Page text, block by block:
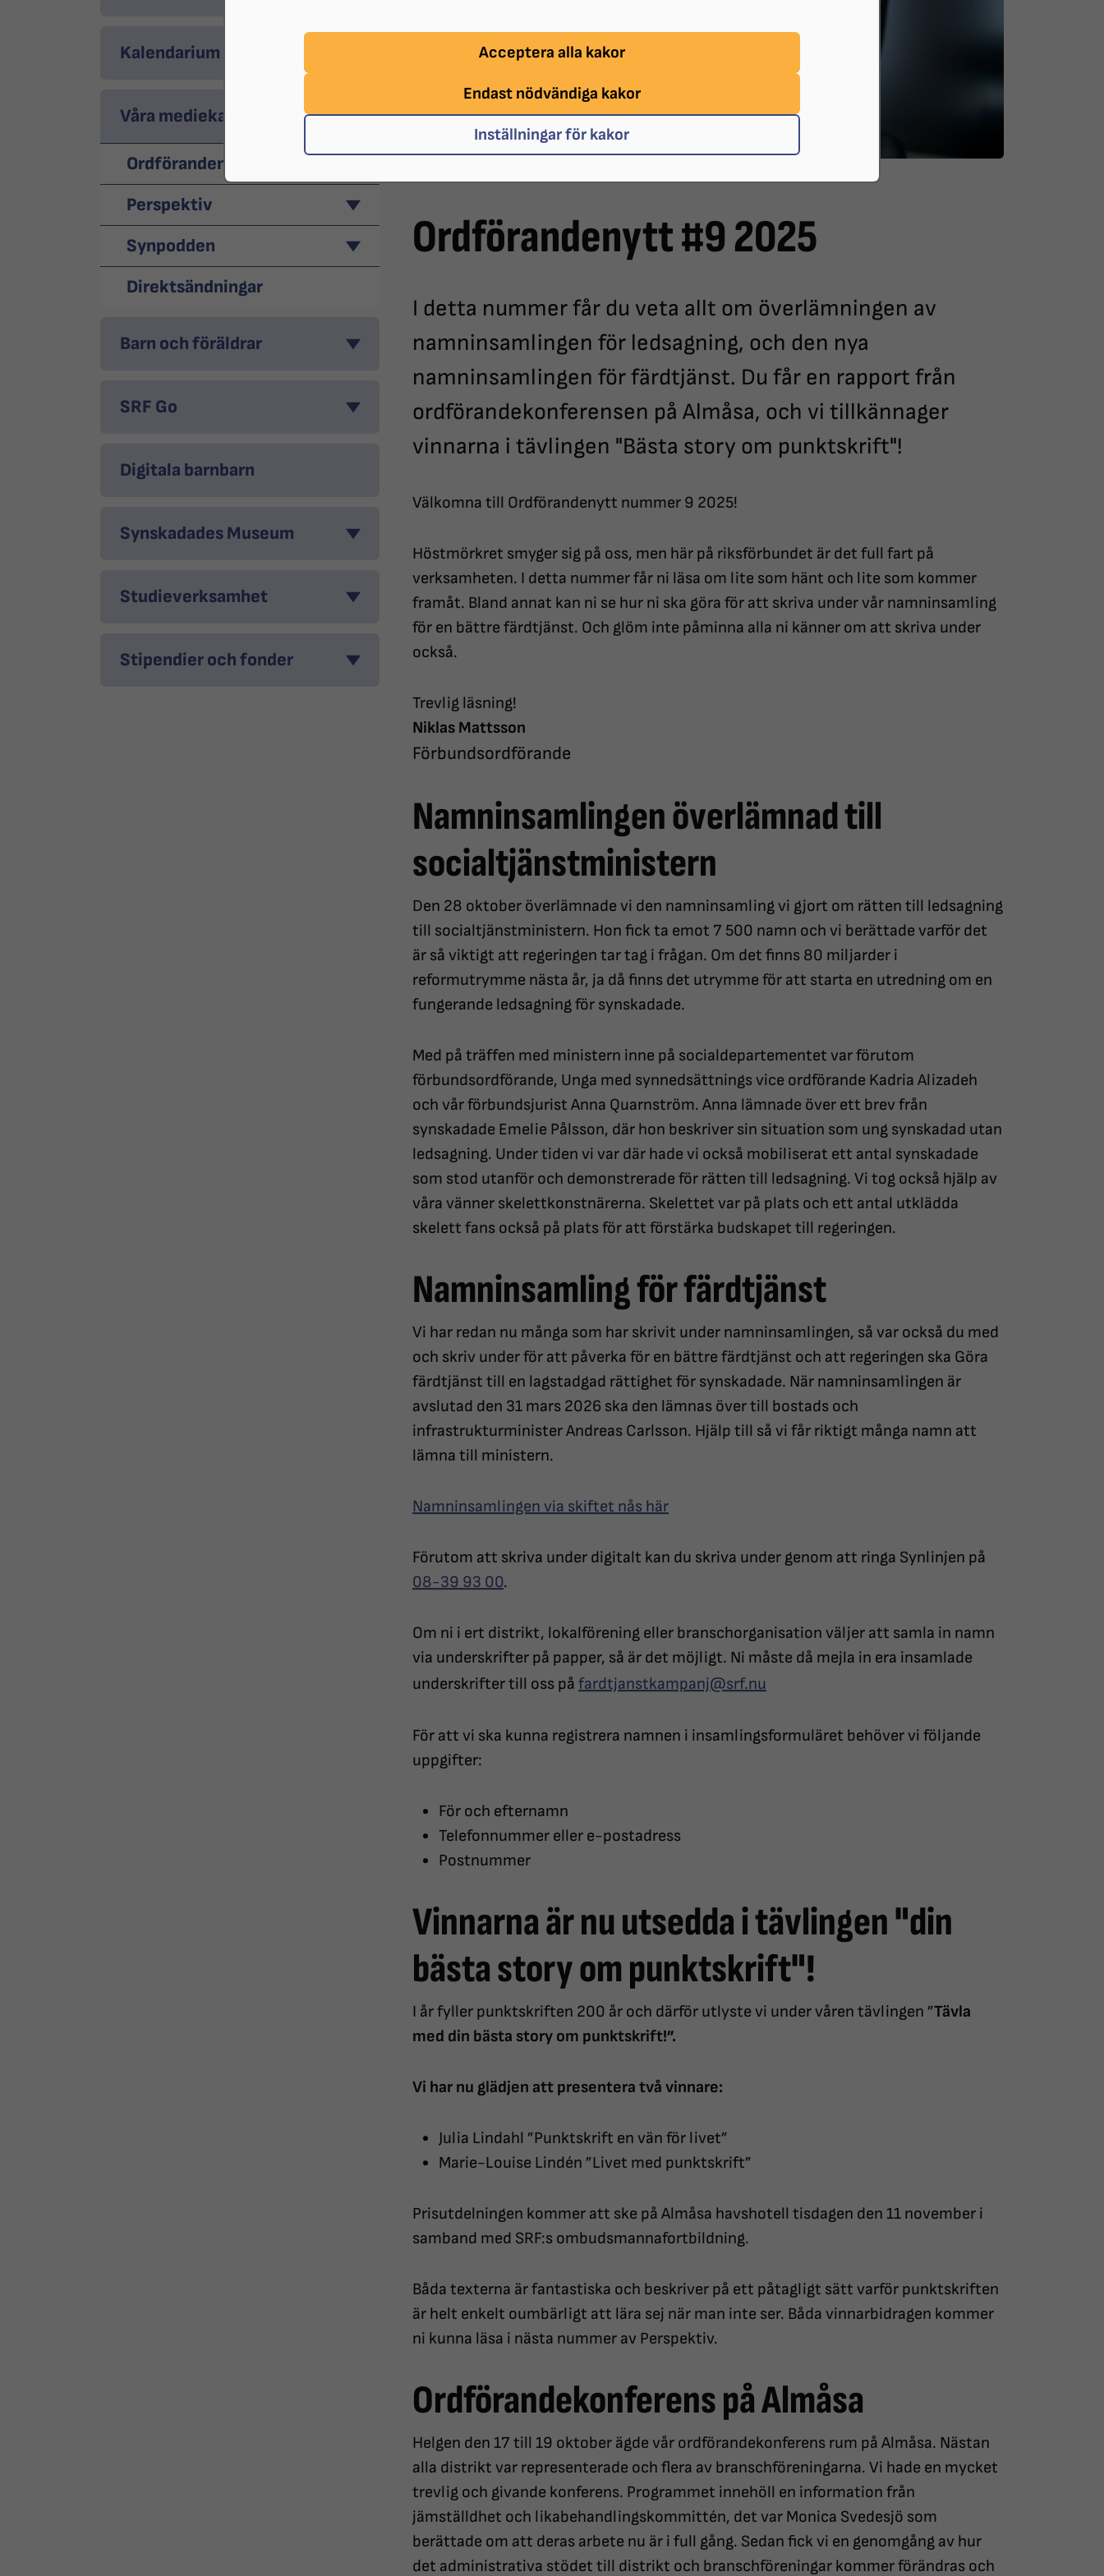
Acceptera alla kakor
Endast nödvändiga kakor
Inställningar för kakor
Kalendarium
Våra mediekanaler
Ordförandenytt
Perspektiv
Synpodden
Direktsändningar
Barn och föräldrar
SRF Go
Digitala barnbarn
Synskadades Museum
Studieverksamhet
Stipendier och fonder
Ordförandenytt #9 2025
I detta nummer får du veta allt om överlämningen av
namninsamlingen för ledsagning, och den nya
namninsamlingen för färdtjänst. Du får en rapport från
ordförandekonferensen på Almåsa, och vi tillkännager
vinnarna i tävlingen "Bästa story om punktskrift"!
Välkomna till Ordförandenytt nummer 9 2025!
Höstmörkret smyger sig på oss, men här på riksförbundet är det full fart på
verksamheten. I detta nummer får ni läsa om lite som hänt och lite som kommer
framåt. Bland annat kan ni se hur ni ska göra för att skriva under vår namninsamling
för en bättre färdtjänst. Och glöm inte påminna alla ni känner om att skriva under
också.
Trevlig läsning!
Niklas Mattsson
Förbundsordförande
Namninsamlingen överlämnad till
socialtjänstministern
Den 28 oktober överlämnade vi den namninsamling vi gjort om rätten till ledsagning
till socialtjänstministern. Hon fick ta emot 7 500 namn och vi berättade varför det
är så viktigt att regeringen tar tag i frågan. Om det finns 80 miljarder i
reformutrymme nästa år, ja då finns det utrymme för att starta en utredning om en
fungerande ledsagning för synskadade.
Med på träffen med ministern inne på socialdepartementet var förutom
förbundsordförande, Unga med synnedsättnings vice ordförande Kadria Alizadeh
och vår förbundsjurist Anna Quarnström. Anna lämnade över ett brev från
synskadade Emelie Pålsson, där hon beskriver sin situation som ung synskadad utan
ledsagning. Under tiden vi var där hade vi också mobiliserat ett antal synskadade
som stod utanför och demonstrerade för rätten till ledsagning. Vi tog också hjälp av
våra vänner skelettkonstnärerna. Skelettet var på plats och ett antal utklädda
skelett fans också på plats för att förstärka budskapet till regeringen.
Namninsamling för färdtjänst
Vi har redan nu många som har skrivit under namninsamlingen, så var också du med
och skriv under för att påverka för en bättre färdtjänst och att regeringen ska Göra
färdtjänst till en lagstadgad rättighet för synskadade. När namninsamlingen är
avslutad den 31 mars 2026 ska den lämnas över till bostads och
infrastrukturminister Andreas Carlsson. Hjälp till så vi får riktigt många namn att
lämna till ministern.
Namninsamlingen via skiftet nås här
Förutom att skriva under digitalt kan du skriva under genom att ringa Synlinjen på
08-39 93 00.
Om ni i ert distrikt, lokalförening eller branschorganisation väljer att samla in namn
via underskrifter på papper, så är det möjligt. Ni måste då mejla in era insamlade
underskrifter till oss på fardtjanstkampanj@srf.nu
För att vi ska kunna registrera namnen i insamlingsformuläret behöver vi följande
uppgifter:
För och efternamn
Telefonnummer eller e-postadress
Postnummer
Vinnarna är nu utsedda i tävlingen "din
bästa story om punktskrift"!
I år fyller punktskriften 200 år och därför utlyste vi under våren tävlingen ”Tävla
med din bästa story om punktskrift!”.
Vi har nu glädjen att presentera två vinnare:
Julia Lindahl ”Punktskrift en vän för livet”
Marie-Louise Lindén ”Livet med punktskrift”
Prisutdelningen kommer att ske på Almåsa havshotell tisdagen den 11 november i
samband med SRF:s ombudsmannafortbildning.
Båda texterna är fantastiska och beskriver på ett påtagligt sätt varför punktskriften
är helt enkelt oumbärligt att lära sej när man inte ser. Båda vinnarbidragen kommer
ni kunna läsa i nästa nummer av Perspektiv.
Ordförandekonferens på Almåsa
Helgen den 17 till 19 oktober ägde vår ordförandekonferens rum på Almåsa. Nästan
alla distrikt var representerade och flera av branschföreningarna. Vi hade en mycket
trevlig och givande konferens. Programmet innehöll en information från
jämställdhet och likabehandlingskommittén, det var Monica Svedesjö som
berättade om att deras arbete nu är i full gång. Sedan fick vi en genomgång av hur
det administrativa stödet till distrikt och branschföreningar kommer förändras och